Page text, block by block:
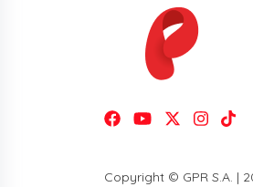
Copyright © GPR S.A. |